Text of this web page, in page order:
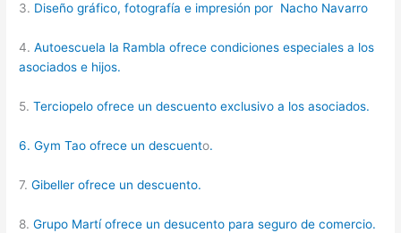
3. Diseño gráfico, fotografía e impresión por Nacho Navarro
4. Autoescuela la Rambla ofrece condiciones especiales a los
asociados e hijos.
5.Terciopelo ofrece un descuento exclusivo a los asociados.
6. Gym Tao ofrece un descuento.
7.Gibeller ofrece un descuento.
8.Grupo Martí ofrece un desucento para seguro de comercio.